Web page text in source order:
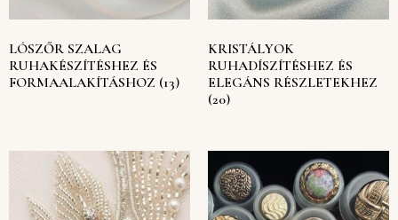
LÓSZŐR SZALAG
RUHAKÉSZÍTÉSHEZ ÉS
FORMAALAKÍTÁSHOZ (13)
KRISTÁLYOK
RUHADÍSZÍTÉSHEZ ÉS
ELEGÁNS RÉSZLETEKHEZ
(20)